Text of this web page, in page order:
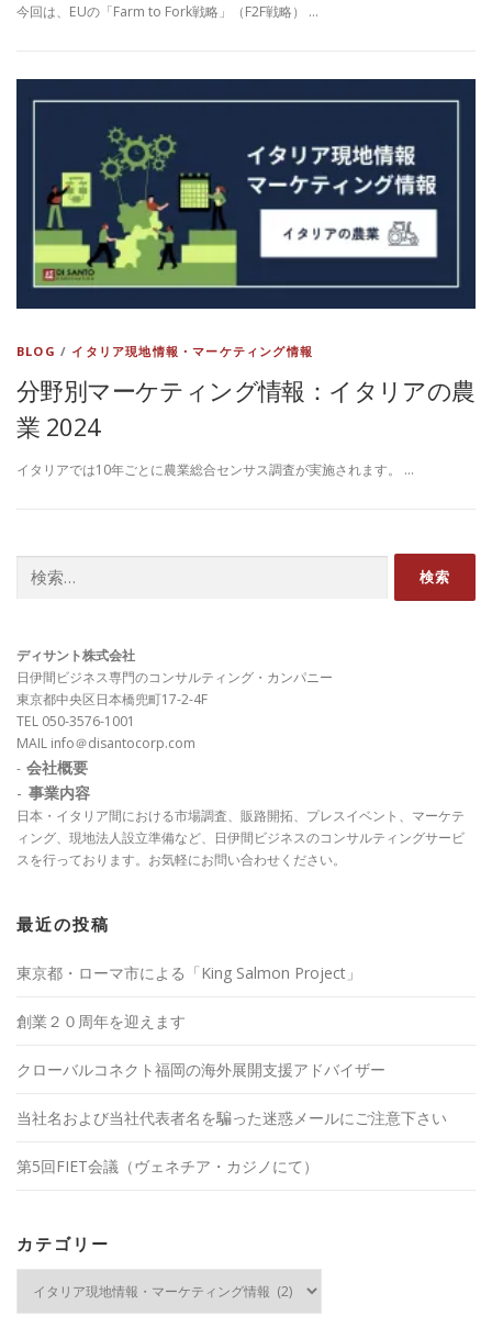
今回は、EUの「Farm to Fork戦略」（F2F戦略） …
BLOG / イタリア現地情報・マーケティング情報
分野別マーケティング情報：イタリアの農
業 2024
イタリアでは10年ごとに農業総合センサス調査が実施されます。 …
索:
ディサント株式会社
日伊間ビジネス専門のコンサルティング・カンパニー
東京都中央区日本橋兜町17-2-4F
TEL 050-3576-1001
MAIL info＠disantocorp.com
- 会社概要
- 事業内容
日本・イタリア間における市場調査、販路開拓、プレスイベント、マーケテ
ィング、現地法人設立準備など、日伊間ビジネスのコンサルティングサービ
スを行っております。お気軽にお問い合わせください。
最近の投稿
東京都・ローマ市による「King Salmon Project」
創業２０周年を迎えます
クローバルコネクト福岡の海外展開支援アドバイザー
当社名および当社代表者名を騙った迷惑メールにご注意下さい
第5回FIET会議（ヴェネチア・カジノにて）
カテゴリー